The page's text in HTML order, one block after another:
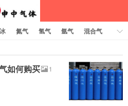
氮气 氢气 氩气
混合气
如何购买
1